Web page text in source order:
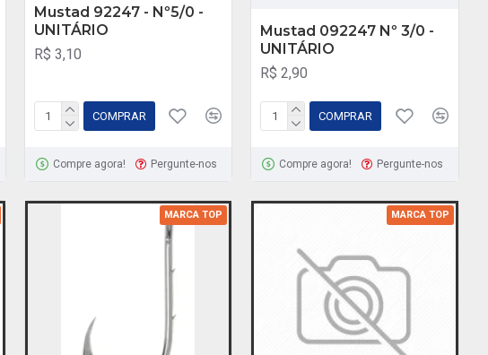
Mustad 92247 - Nº5/0 -
UNITÁRIO
R$ 3,10
COMPRAR
Compre agora! Pergunte-nos
Mustad 092247 Nº 3/0 -
UNITÁRIO
R$ 2,90
COMPRAR
Compre agora! Pergunte-nos
MARCA TOP MARCA TOP